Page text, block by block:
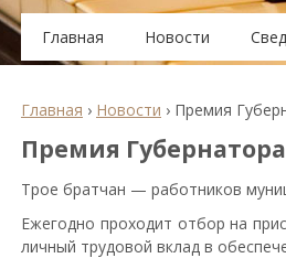
Главная Новости
Главная › Новости › Премия
Премия
Трое братчан — работников
Ежегодно проходит отбор на
личный трудовой вклад в